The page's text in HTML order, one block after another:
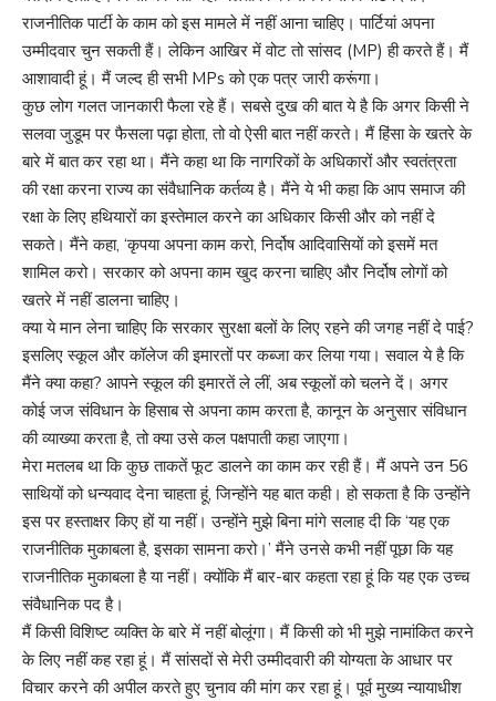
राजनीतिक पार्टी के काम को इस मामले में नहीं आना चाहिए। पार्टियां अपना
उम्मीदवार चुन सकती हैं। लेकिन आखिर में वोट तो सांसद (MP) ही करते हैं। मैं
आशावादी हूं। मैं जल्द ही सभी MPs को एक पत्र जारी करूंगा।
कुछ लोग गलत जानकारी फैला रहे हैं। सबसे दुख की बात ये है कि अगर किसी ने
सलवा जुडूम पर फैसला पढ़ा होता, तो वो ऐसी बात नहीं करते। मैं हिंसा के खतरे के
बारे में बात कर रहा था। मैंने कहा था कि नागरिकों के अधिकारों और स्वतंत्रता
की रक्षा करना राज्य का संवैधानिक कर्तव्य है। मैंने ये भी कहा कि आप समाज की
रक्षा के लिए हथियारों का इस्तेमाल करने का अधिकार किसी और को नहीं दे
सकते। मैंने कहा, ‘कृपया अपना काम करो, निर्दोष आदिवासियों को इसमें मत
शामिल करो। सरकार को अपना काम खुद करना चाहिए और निर्दोष लोगों को
खतरे में नहीं डालना चाहिए।
क्या ये मान लेना चाहिए कि सरकार सुरक्षा बलों के लिए रहने की जगह नहीं दे पाई?
इसलिए स्कूल और कॉलेज की इमारतों पर कब्जा कर लिया गया। सवाल ये है कि
मैंने क्या कहा? आपने स्कूल की इमारतें ले लीं, अब स्कूलों को चलने दें। अगर
कोई जज संविधान के हिसाब से अपना काम करता है, कानून के अनुसार संविधान
की व्याख्या करता है, तो क्या उसे कल पक्षपाती कहा जाएगा।
मेरा मतलब था कि कुछ ताकतें फूट डालने का काम कर रही हैं। मैं अपने उन 56
साथियों को धन्यवाद देना चाहता हूं, जिन्होंने यह बात कही। हो सकता है कि उन्होंने
इस पर हस्ताक्षर किए हों या नहीं। उन्होंने मुझे बिना मांगे सलाह दी कि ‘यह एक
राजनीतिक मुकाबला है, इसका सामना करो।’ मैंने उनसे कभी नहीं पूछा कि यह
राजनीतिक मुकाबला है या नहीं। क्योंकि मैं बार-बार कहता रहा हूं कि यह एक उच्च
संवैधानिक पद है।
मैं किसी विशिष्ट व्यक्ति के बारे में नहीं बोलूंगा। मैं किसी को भी मुझे नामांकित करने
के लिए नहीं कह रहा हूं। मैं सांसदों से मेरी उम्मीदवारी की योग्यता के आधार पर
विचार करने की अपील करते हुए चुनाव की मांग कर रहा हूं। पूर्व मुख्य न्यायाधीश